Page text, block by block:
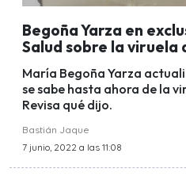
Begoña Yarza en
Salud sobre la viruela
María Begoña Yarza
se sabe hasta ahora de la
Revisa qué dijo.
Bastián Jaque
7 junio, 2022 a las 11:08